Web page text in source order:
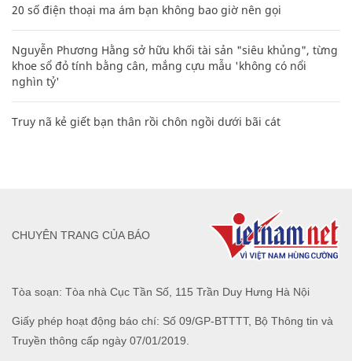
20 số điện thoại ma ám bạn không bao giờ nên gọi
Nguyễn Phương Hằng sở hữu khối tài sản "siêu khủng", từng
khoe sổ đỏ tính bằng cân, mắng cựu mẫu 'không có nổi
nghìn tỷ'
Truy nã kẻ giết bạn thân rồi chôn ngồi dưới bãi cát
Tòa soạn: Tòa nhà Cục Tần Số, 115 Trần Duy Hưng Hà Nội
Giấy phép hoạt động báo chí: Số 09/GP-BTTTT, Bộ Thông tin và
Truyền thông cấp ngày 07/01/2019.
CHUYÊN TRANG CỦA BÁO